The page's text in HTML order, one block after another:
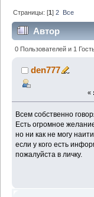
Страницы: [1]2 Все
Автор
(Прочитано 7958
0 Пользователей и 1
den777
« :
Всем собственно
Есть огромное
но ни как не могу
если у кого есть
пожалуйста в личку.